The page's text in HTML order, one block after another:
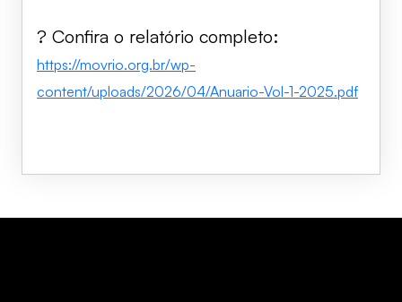
? Confira o relatório completo:
https://movrio.org.br/wp-
content/uploads/2026/04/Anuario-Vol-1-2025.pdf